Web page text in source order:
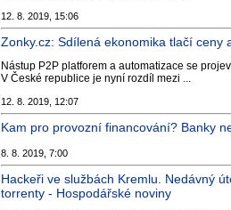
12. 8. 2019, 15:06
Zonky.cz: Sdílená ekonomika tlačí ceny
Nástup P2P platforem a automatizace se
V České republice je nyní rozdíl mezi ...
12. 8. 2019, 12:07
Kam pro provozní financování? Banky
8. 8. 2019, 7:00
Hackeři ve službách Kremlu. Nedávný
torrenty - Hospodářské noviny